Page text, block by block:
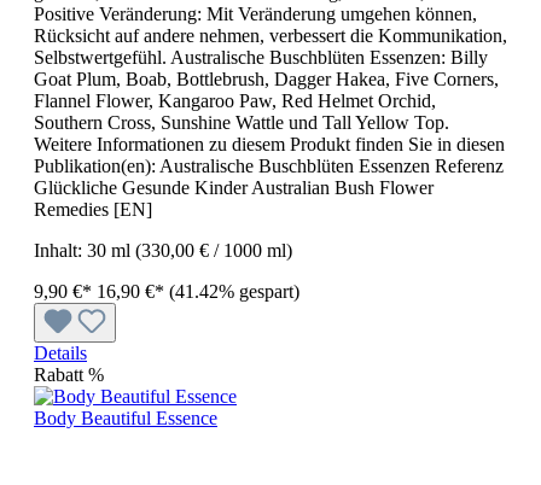
Positive Veränderung: Mit Veränderung umgehen können,
Rücksicht auf andere nehmen, verbessert die Kommunikation,
Selbstwertgefühl. Australische Buschblüten Essenzen: Billy
Goat Plum, Boab, Bottlebrush, Dagger Hakea, Five Corners,
Flannel Flower, Kangaroo Paw, Red Helmet Orchid,
Southern Cross, Sunshine Wattle und Tall Yellow Top.
Weitere Informationen zu diesem Produkt finden Sie in diesen
Publikation(en): Australische Buschblüten Essenzen Referenz
Glückliche Gesunde Kinder Australian Bush Flower
Remedies [EN]
Inhalt: 30 ml (330,00 € / 1000 ml)
9,90 €* 16,90 €* (41.42% gespart)
Details
Rabatt %
Body Beautiful Essence